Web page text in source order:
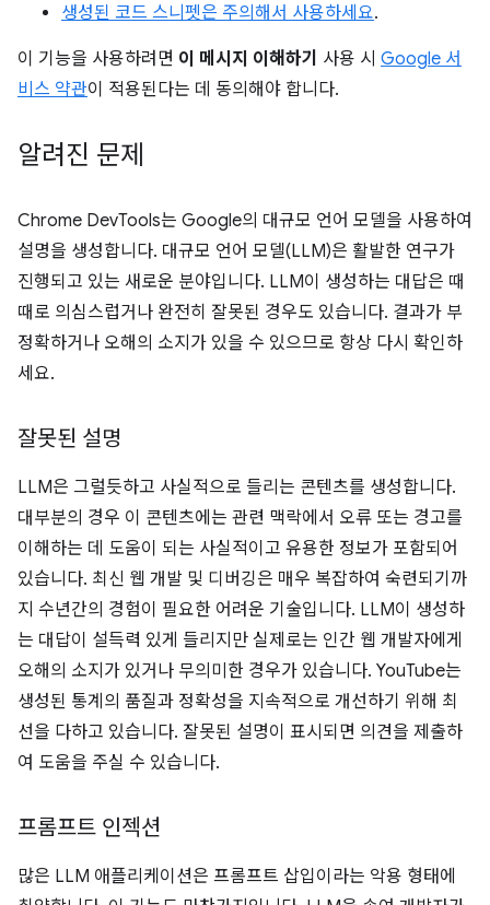
생성된 코드 스니펫은 주의해서 사용하세요.
이 기능을 사용하려면 이 메시지 이해하기 사용 시 Google 서
비스 약관이 적용된다는 데 동의해야 합니다.
알려진 문제
Chrome DevTools는 Google의 대규모 언어 모델을 사용하여
설명을 생성합니다. 대규모 언어 모델(LLM)은 활발한 연구가
진행되고 있는 새로운 분야입니다. LLM이 생성하는 대답은 때
때로 의심스럽거나 완전히 잘못된 경우도 있습니다. 결과가 부
정확하거나 오해의 소지가 있을 수 있으므로 항상 다시 확인하
세요.
잘못된 설명
LLM은 그럴듯하고 사실적으로 들리는 콘텐츠를 생성합니다.
대부분의 경우 이 콘텐츠에는 관련 맥락에서 오류 또는 경고를
이해하는 데 도움이 되는 사실적이고 유용한 정보가 포함되어
있습니다. 최신 웹 개발 및 디버깅은 매우 복잡하여 숙련되기까
지 수년간의 경험이 필요한 어려운 기술입니다. LLM이 생성하
는 대답이 설득력 있게 들리지만 실제로는 인간 웹 개발자에게
오해의 소지가 있거나 무의미한 경우가 있습니다. YouTube는
생성된 통계의 품질과 정확성을 지속적으로 개선하기 위해 최
선을 다하고 있습니다. 잘못된 설명이 표시되면 의견을 제출하
여 도움을 주실 수 있습니다.
프롬프트 인젝션
많은 LLM 애플리케이션은 프롬프트 삽입이라는 악용 형태에